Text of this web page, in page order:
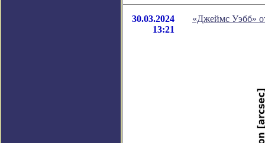
30.03.2024
13:21
«Джеймс Уэбб»